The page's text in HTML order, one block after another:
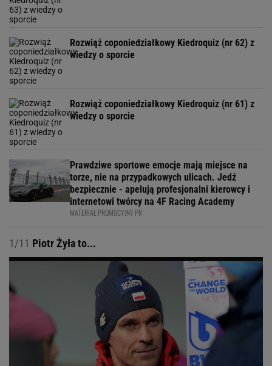
Rozwiąż coponiedziałkowy Kiedroquiz (nr 62) z
wiedzy o sporcie
Rozwiąż coponiedziałkowy Kiedroquiz (nr 61) z
wiedzy o sporcie
Prawdziwe sportowe emocje mają miejsce na
torze, nie na przypadkowych ulicach. Jedź
bezpiecznie - apelują profesjonalni kierowcy i
internetowi twórcy na 4F Racing Academy
MATERIAŁ PROMOCYJNY PR
1/11 Piotr Żyła to...